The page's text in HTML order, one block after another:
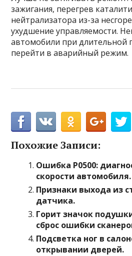
зажигания, перегрев
нейтрализатора из-за
ухудшение управляемости.
автомобили при длительной
перейти в аварийный режим.
Похожие Записи:
Ошибка P0500:
скорости автомобиля.
Признаки выхода из
датчика.
Горит значок
сброс ошибки
Подсветка ног в
открывании дверей.